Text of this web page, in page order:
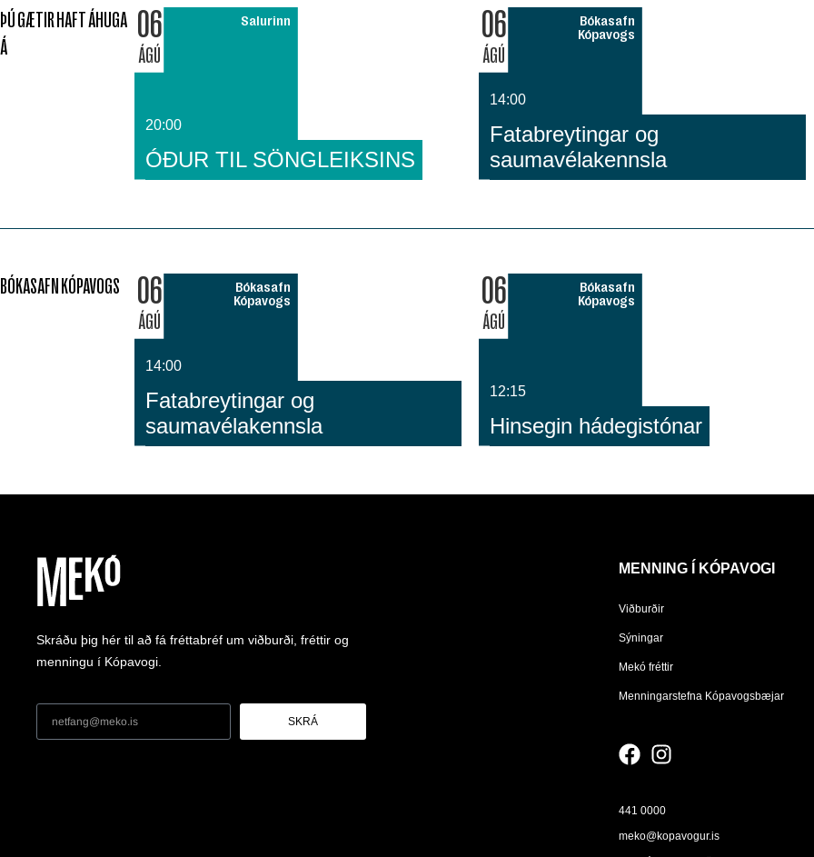
ÞÚ GÆTIR HAFT ÁHUGA
Á
06
ÁGÚ
Salurinn
20:00
ÓÐUR TIL SÖNGLEIKSINS
06
ÁGÚ
Bókasafn
Kópavogs
14:00
Fatabreytingar og
saumavélakennsla
BÓKASAFN KÓPAVOGS 06
ÁGÚ
Bókasafn
Kópavogs
14:00
Fatabreytingar og
saumavélakennsla
06
ÁGÚ
Bókasafn
Kópavogs
12:15
Hinsegin hádegistónar
Skráðu þig hér til að fá fréttabréf um viðburði, fréttir og
menningu í Kópavogi.
SKRÁ
MENNING Í KÓPAVOGI
Viðburðir
Sýningar
Mekó fréttir
Menningarstefna Kópavogsbæjar
441 0000
meko@kopavogur.is